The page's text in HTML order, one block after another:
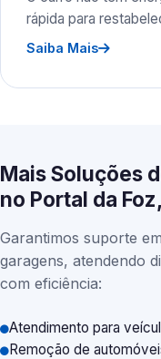
rápida para
Saiba Mais
Mais Soluções
no Portal da
Garantimos suporte
garagens, atendendo
com eficiência:
Atendimento para
Remoção de